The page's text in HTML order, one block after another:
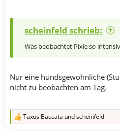
scheinfeld schrieb:
Was beobachtet Pixie so
Nur eine hundsgewöhnliche
nicht zu beobachten am Tag.
R
Taxus Baccata undscheinfeld